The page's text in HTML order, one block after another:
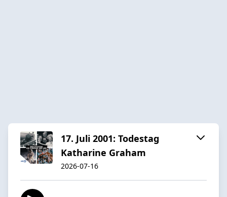
17. Juli 2001: Todestag
Katharine Graham
2026-07-16